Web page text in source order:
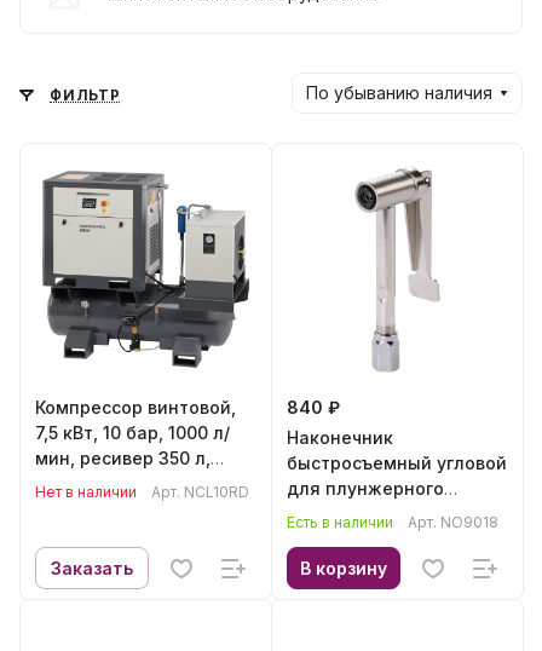
ФИЛЬТР По убыванию наличия
Компрессор винтовой,
7,5 кВт, 10 бар, 1000 л/
мин, ресивер 350 л,
осушитель NORDBERG
Нет в наличии Арт. NCL10RD
Заказать
840 ₽
Наконечник
быстросъемный угловой
для плунжерного
шприца NORDBERG
Есть в наличии Арт. NO9018
В корзину